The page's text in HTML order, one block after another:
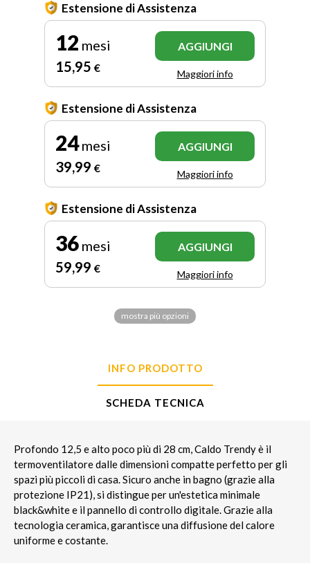
Estensione di Assistenza
12 mesi
15,95 €
AGGIUNGI
Maggiori info
Estensione di Assistenza
24mesi
39,99 €
AGGIUNGI
Maggiori info
Estensione di Assistenza
36 mesi
59,99 €
AGGIUNGI
Maggiori info
mostra più opzioni
INFO PRODOTTO
SCHEDA TECNICA
Profondo 12,5 e alto poco più di 28 cm, Caldo Trendy è il
termoventilatore dalle dimensioni compatte perfetto per gli
spazi più piccoli di casa. Sicuro anche in bagno (grazie alla
protezione IP21), si distingue per un'estetica minimale
black&white e il pannello di controllo digitale. Grazie alla
tecnologia ceramica, garantisce una diffusione del calore
uniforme e costante.